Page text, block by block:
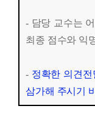
- 담당 교수는
최종 점수와 익
-정확한 의견전
삼가해 주시기